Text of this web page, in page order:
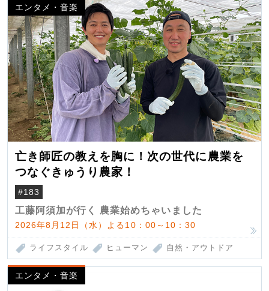
エンタメ・音楽
亡き師匠の教えを胸に！次の世代に農業を
つなぐきゅうり農家！
#183
工藤阿須加が行く 農業始めちゃいました
2026年8月12日（水）よる10：00～10：30
ライフスタイル ヒューマン 自然・アウトドア
エンタメ・音楽